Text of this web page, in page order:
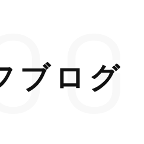
ブログ